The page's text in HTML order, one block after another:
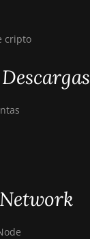
cripto